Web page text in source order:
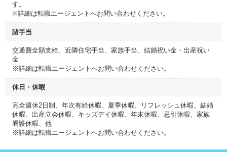
す。
※詳細は転職エージェントへお問い合わせください。
諸手当
交通費全額支給、近隣住宅手当、家族手当、結婚祝い金・出産祝い
金
※詳細は転職エージェントへお問い合わせください。
休日・休暇
完全週休2日制、年次有給休暇、夏季休暇、リフレッシュ休暇、結婚
休暇、出産立会休暇、キッズデイ休暇、年末休暇、忌引休暇、家族
看護休暇、他
※詳細は転職エージェントへお問い合わせください。